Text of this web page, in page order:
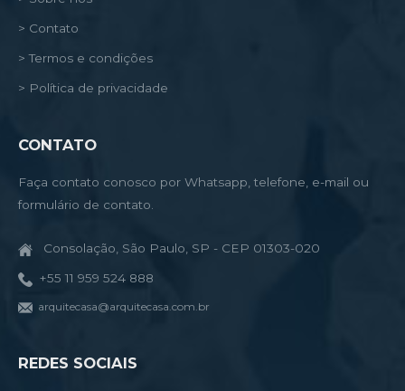
> Contato
> Termos e condições
> Política de privacidade
CONTATO
Faça contato conosco por Whatsapp, telefone, e-mail ou
formulário de contato.
Consolação, São Paulo, SP - CEP 01303-020
+55 11 959 524 888
arquitecasa@arquitecasa.com.br
REDES SOCIAIS